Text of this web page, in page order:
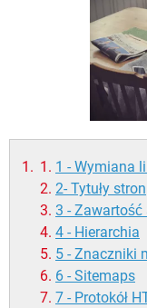
1 - Wymiana
2- Tytuły stron
3 - Zawartość
4 - Hierarchia
5 - Znaczniki
6 - Sitemaps
7 - Protokół